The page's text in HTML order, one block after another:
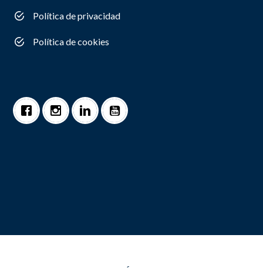
Política de privacidad
Política de cookies